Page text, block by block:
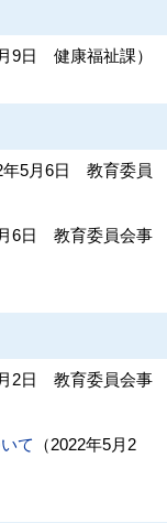
9日 健康福祉課）
年5月6日
教育委員
6日
教育委員会事
2日
教育委員会事
て
（2022年5月2